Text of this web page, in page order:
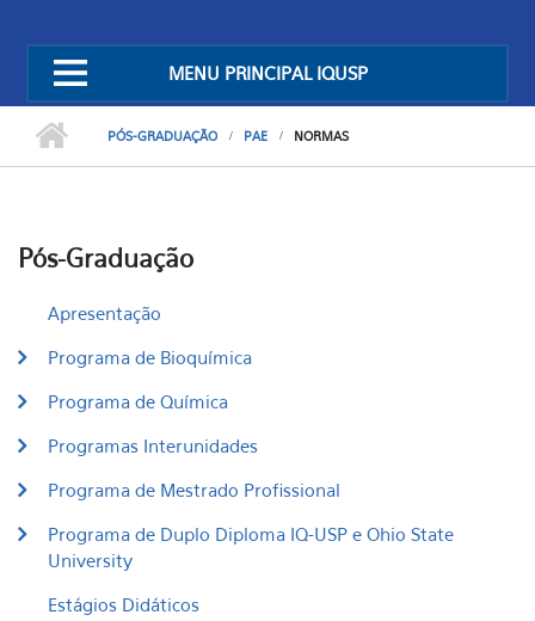
MENU PRINCIPAL IQUSP
PÓS-GRADUAÇÃO PAE NORMAS
Pós-Graduação
Apresentação
Programa de Bioquímica
Programa de Química
Programas Interunidades
Programa de Mestrado Profissional
Programa de Duplo Diploma IQ-USP e Ohio State
University
Estágios Didáticos